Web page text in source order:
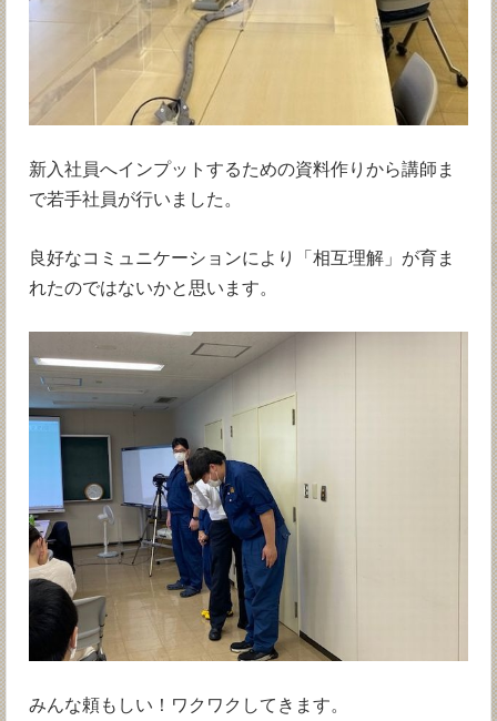
新入社員へインプットするための資料作りから講師ま
で若手社員が行いました。
良好なコミュニケーションにより「相互理解」が育ま
れたのではないかと思います。
みんな頼もしい！ワクワクしてきます。